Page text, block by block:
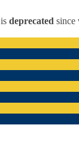
deprecated since